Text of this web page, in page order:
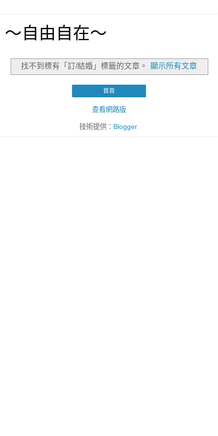
～自由自在～
找不到標有「訂/結婚」 標籤的文章。 顯示所有文章
首頁
查看網路版
技術提供： Blogger.